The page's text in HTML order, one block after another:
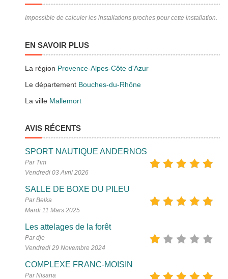
Impossible de calculer les installations proches pour cette installation.
EN SAVOIR PLUS
La région Provence-Alpes-Côte d'Azur
Le département Bouches-du-Rhône
La ville Mallemort
AVIS RÉCENTS
SPORT NAUTIQUE ANDERNOS
Par Tim
Vendredi 03 Avril 2026
SALLE DE BOXE DU PILEU
Par Belka
Mardi 11 Mars 2025
Les attelages de la forêt
Par dje
Vendredi 29 Novembre 2024
COMPLEXE FRANC-MOISIN
Par Nisana